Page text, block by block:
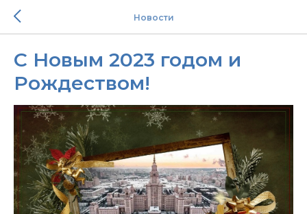
Новости
С Новым 2023 годом и
Рождеством!